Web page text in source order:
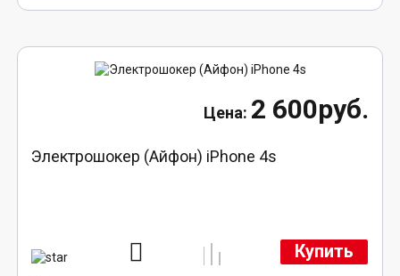
2 600руб.
Электрошокер (Айфон) iPhone 4s
Купить